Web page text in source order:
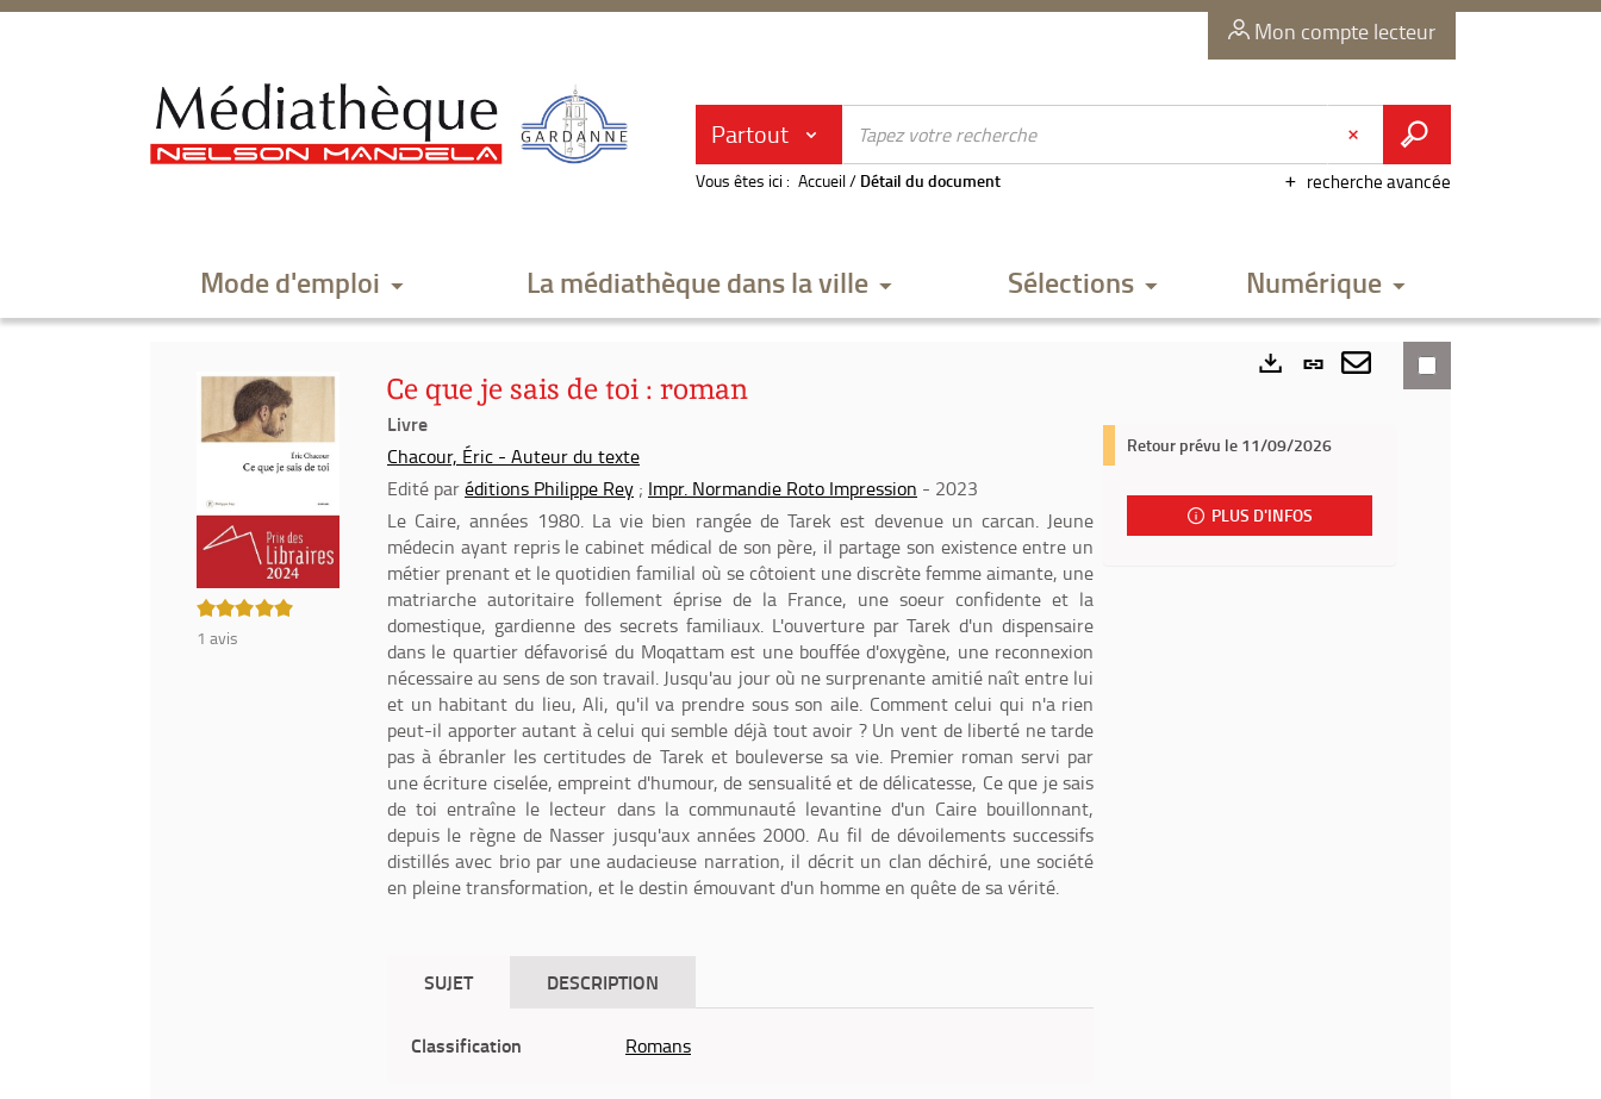
recherche
Mon compte lecteur
Partout
recherche avancée
Vous êtes ici : Accueil/ Détail du document
Mode d'emploi La médiathèque dans la ville Sélections Numérique
5/5
1 avis
Ce que je sais de toi : roman
Livre
Chacour, Éric - Auteur du texte
Edité paréditions Philippe Rey ; Impr. Normandie Roto Impression - 2023
Le Caire, années 1980. La vie bien rangée de Tarek est devenue un carcan. Jeune
médecin ayant repris le cabinet médical de son père, il partage son existence entre un
métier prenant et le quotidien familial où se côtoient une discrète femme aimante, une
matriarche autoritaire follement éprise de la France, une soeur confidente et la
domestique, gardienne des secrets familiaux. L'ouverture par Tarek d'un dispensaire
dans le quartier défavorisé du Moqattam est une bouffée d'oxygène, une reconnexion
nécessaire au sens de son travail. Jusqu'au jour où ne surprenante amitié naît entre lui
et un habitant du lieu, Ali, qu'il va prendre sous son aile. Comment celui qui n'a rien
peut-il apporter autant à celui qui semble déjà tout avoir ? Un vent de liberté ne tarde
pas à ébranler les certitudes de Tarek et bouleverse sa vie. Premier roman servi par
une écriture ciselée, empreint d'humour, de sensualité et de délicatesse, Ce que je sais
de toi entraîne le lecteur dans la communauté levantine d'un Caire bouillonnant,
depuis le règne de Nasser jusqu'aux années 2000. Au fil de dévoilements successifs
distillés avec brio par une audacieuse narration, il décrit un clan déchiré, une société
en pleine transformation, et le destin émouvant d'un homme en quête de sa vérité.
SUJET DESCRIPTION
Classification Romans
Lien
permanent
fenêtre)
Envoyer
mail
Retour prévu le 11/09/2026
PLUS D'INFOS